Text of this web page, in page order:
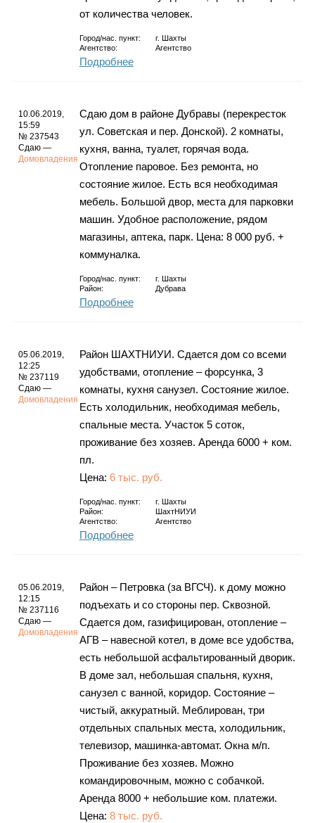
от количества человек.
Город/нас. пункт: г.
Шахты
Агентство:
Агентство
Подробнее
10.06.2019,
15:59
№ 237543
Сдаю —
Домовладения
Сдаю дом в районе Дубравы (перекресток
ул. Советская и пер. Донской). 2 комнаты,
кухня, ванна, туалет, горячая вода.
Отопление паровое. Без ремонта, но
состояние жилое. Есть вся необходимая
мебель. Большой двор, места для парковки
машин. Удобное расположение, рядом
магазины, аптека, парк. Цена: 8 000 руб. +
коммуналка.
Город/нас. пункт: г.
Шахты
Район:
Дубрава
Подробнее
05.06.2019,
12:25
№ 237119
Сдаю —
Домовладения
Район ШАХТНИУИ. Сдается дом со всеми
удобствами, отопление – форсунка, 3
комнаты, кухня санузел. Состояние жилое.
Есть холодильник, необходимая мебель,
спальные места. Участок 5 соток,
проживание без хозяев. Аренда 6000 + ком.
пл.
Цена: 6 тыс. руб.
Город/нас. пункт: г.
Шахты
Район:
ШахтНИУИ
Агентство:
Агентство
Подробнее
05.06.2019,
12:15
№ 237116
Сдаю —
Домовладения
Район – Петровка (за ВГСЧ). к дому можно
подъехать и со стороны пер. Сквозной.
Сдается дом, газифицирован, отопление –
АГВ – навесной котел, в доме все удобства,
есть небольшой асфальтированный дворик.
В доме зал, небольшая спальня, кухня,
санузел с ванной, коридор. Состояние –
чистый, аккуратный. Меблирован, три
отдельных спальных места, холодильник,
телевизор, машинка-автомат. Окна м/п.
Проживание без хозяев. Можно
командировочным, можно с собачкой.
Аренда 8000 + небольшие ком. платежи.
Цена: 8 тыс. руб.